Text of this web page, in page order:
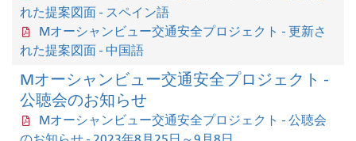
れた提案図面 - スペイン語
Mオーシャンビュー交通安全プロジェクト - 更新さ
れた提案図面 - 中国語
Mオーシャンビュー交通安全プロジェクト -
公聴会のお知らせ
Mオーシャンビュー交通安全プロジェクト - 公聴会